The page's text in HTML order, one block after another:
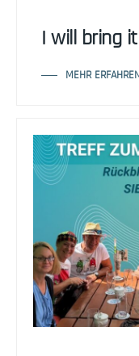
I will bring
MEHR